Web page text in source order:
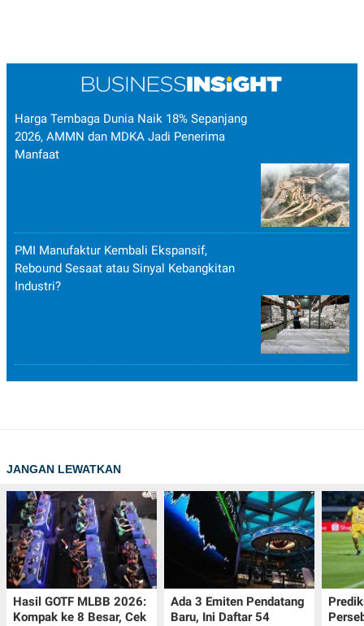
Harga Tembaga Dunia Naik 18% Sepanjang
2026, AMMN dan MDKA Jadi Penerima
Manfaat
PMI Manufaktur Kembali Ekspansif,
Rebound Sesaat atau Sinyal Kebangkitan
Industri?
JANGAN LEWATKAN
Hasil GOTF MLBB 2026:
Kompak ke 8 Besar, Cek
Ada 3 Emiten Pendatang
Baru, Ini Daftar 54